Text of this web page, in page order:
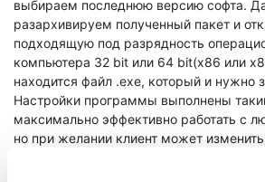
выбираем последнюю версию софта.
разархивируем полученный пакет и
подходящую под разрядность
компьютера 32 bit или 64 bit(х86 или
находится файл .exe, который и нужно
Настройки программы выполнены
максимально эффективно работать с
но при желании клиент может
способны повлиять на скорость работы